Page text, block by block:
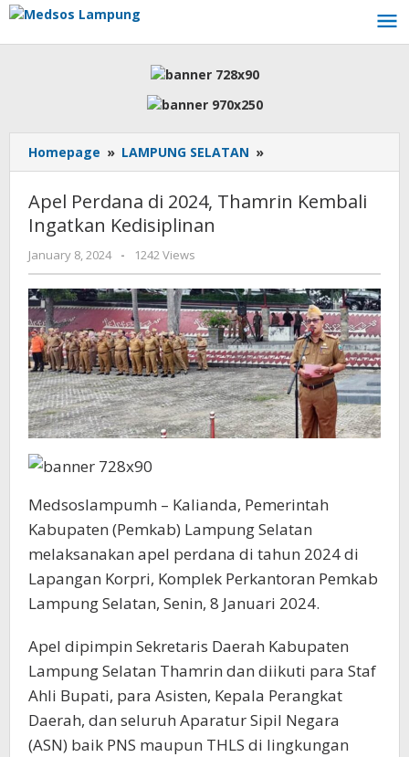
Skip
content
Homepage » LAMPUNG SELATAN »
Perdana
2024,
Kedisiplinan
Apel Perdana di 2024, Thamrin Kembali
Ingatkan Kedisiplinan
January 8, 2024
by
AdminML
- 1242 Views
Medsoslampumh – Kalianda, Pemerintah
Kabupaten (Pemkab) Lampung Selatan
melaksanakan apel perdana di tahun 2024 di
Lapangan Korpri, Komplek Perkantoran Pemkab
Lampung Selatan, Senin, 8 Januari 2024.
Apel dipimpin Sekretaris Daerah Kabupaten
Lampung Selatan Thamrin dan diikuti para Staf
Ahli Bupati, para Asisten, Kepala Perangkat
Daerah, dan seluruh Aparatur Sipil Negara
(ASN) baik PNS maupun THLS di lingkungan